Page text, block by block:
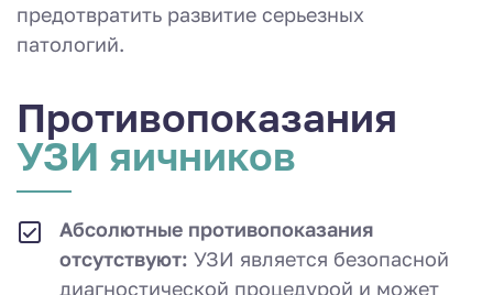
предотвратить развитие серьезных
патологий.
Противопоказа­ния
УЗИ яичников
Абсолютные противопоказания
отсутствуют: УЗИ является безопасной
диагностической процедурой и может